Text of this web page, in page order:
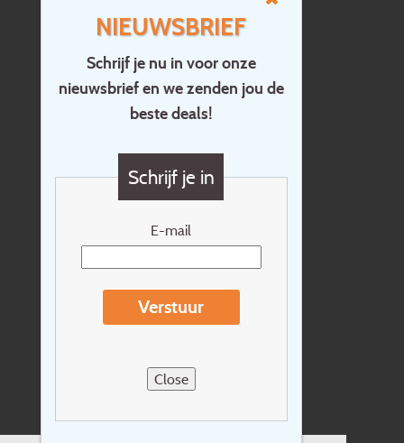
NIEUWSBRIEF
Schrijf je nu in voor onze
nieuwsbrief en we zenden jou de
beste deals!
Schrijf je in
E-mail
Verstuur
Close
Home
Contact
Vragen?
Cadeaubon
Nieuwsbrief
Reisvoorwaarden
Sitemap